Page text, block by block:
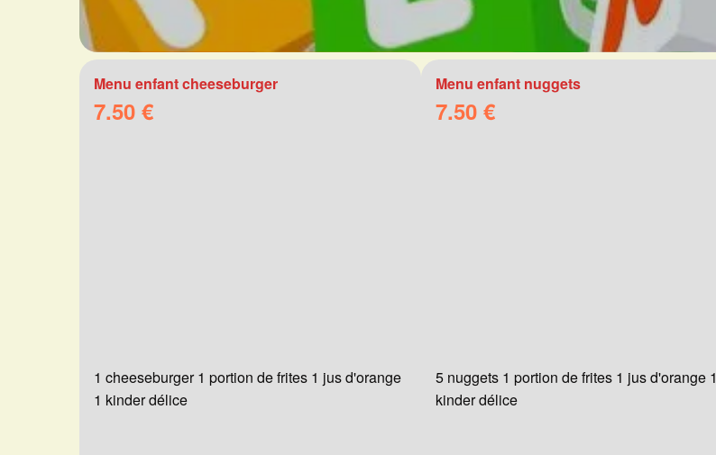
Menu enfant cheeseburger
7.50 €
1 cheeseburger 1 portion de frites 1 jus d'orange
1 kinder délice
Menu enfant nuggets
7.50 €
5 nuggets 1 portion de frites 1 jus d'orange 1
kinder délice